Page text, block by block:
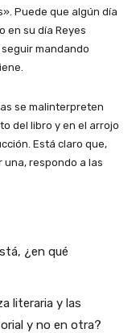
Puede que algún día
en su día Reyes
mandando
se malinterpreten
del libro y en el arrojo
Está claro que,
respondo a las
¿en qué
literaria y las
y no en otra?